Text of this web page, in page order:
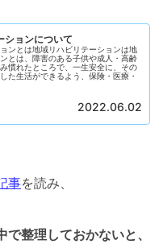
ションについて
ンとは地域リハビリテーションは地
とは、障害のある子供や成人・高齢
慣れたところで、一生安全に、その
た生活ができるよう、保険・医療・
2022.06.02
事を読み、
整理しておかないと、